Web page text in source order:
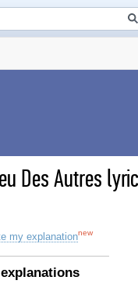
Des Autres
my explanationnew